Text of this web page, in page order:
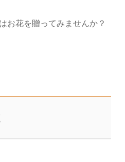
お花を贈ってみませんか？